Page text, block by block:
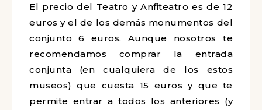
El precio del Teatro y Anfiteatro es de 12
euros y el de los demás monumentos del
conjunto 6 euros. Aunque nosotros te
recomendamos comprar la entrada
conjunta (en cualquiera de los estos
museos) que cuesta 15 euros y que te
permite entrar a todos los anteriores (y